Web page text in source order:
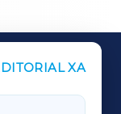
XA